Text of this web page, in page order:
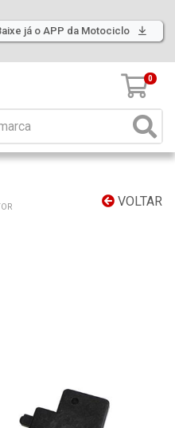
já o APP da Motociclo
0
VOLTAR